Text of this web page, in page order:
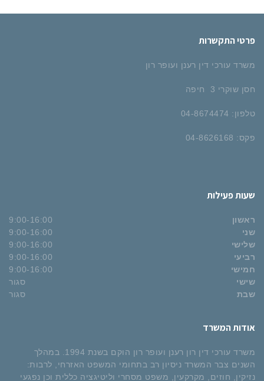
פרטי התקשרות
משרד עורכי דין רענן ועופר רון
חסן שוקרי 3 חיפה
טלפון: 04-8674474
פקס: 04-8626168
שעות פעילות
ראשון
9:00-16:00
שני
9:00-16:00
שלישי
9:00-16:00
רביעי
9:00-16:00
חמישי
9:00-16:00
שישי
סגור
שבת
סגור
אודות המשרד
משרד עורכי דין רון רענן ועופר רון הוקם בשנת 1994. במהלך
השנים צבר המשרד ניסיון רב בתחומי המשפט האזרחי, לרבות:
נזיקין, חוזים, מקרקעין, משפט מסחרי וליטיגציה כללית וכן נפגעי